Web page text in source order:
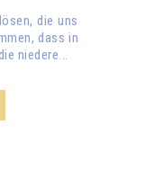
die uns
dass in
niedere...